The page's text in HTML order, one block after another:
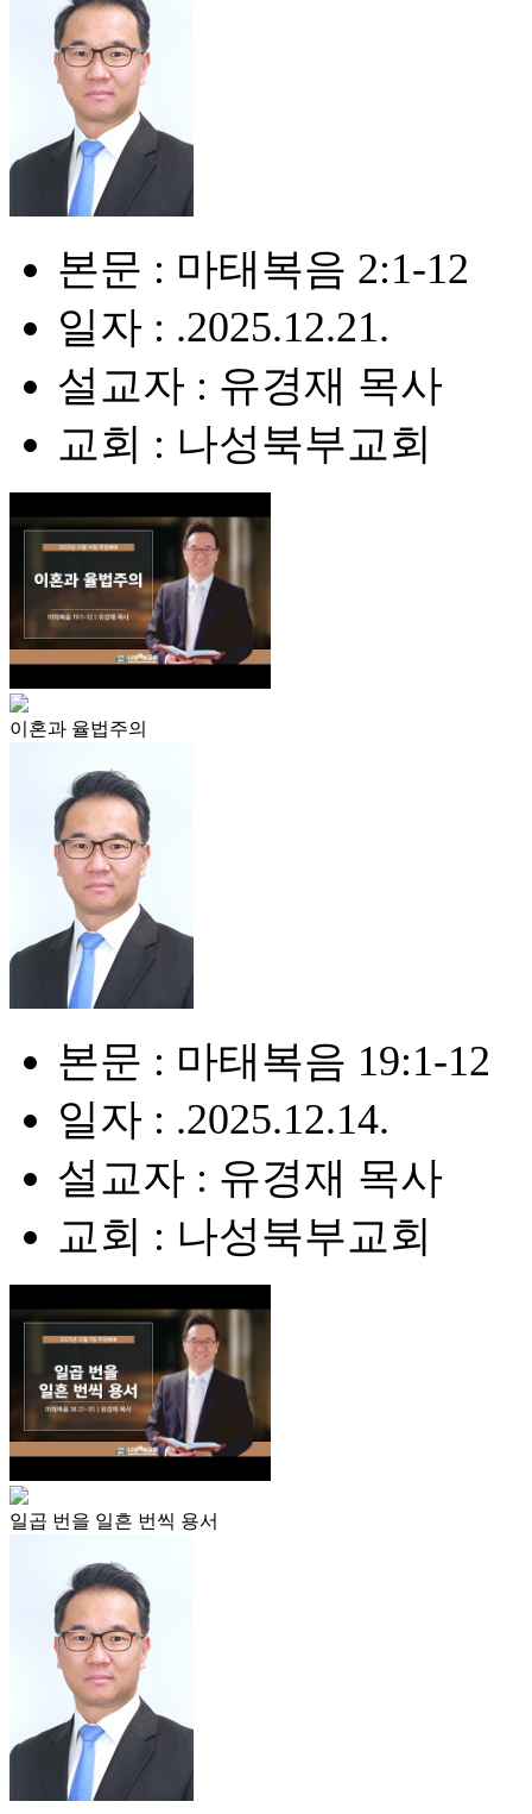
본문 : 마태복음 2:1-12
일자 : .2025.12.21.
설교자 : 유경재 목사
교회 : 나성북부교회
이혼과 율법주의
본문 : 마태복음 19:1-12
일자 : .2025.12.14.
설교자 : 유경재 목사
교회 : 나성북부교회
일곱 번을 일흔 번씩 용서